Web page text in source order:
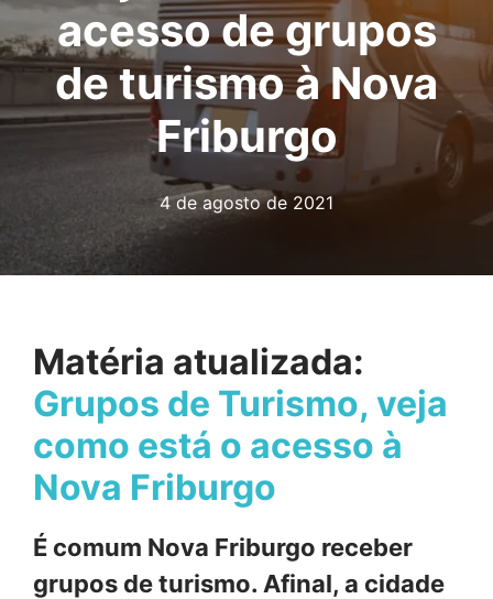
acesso de grupos
de turismo à Nova
Friburgo
4 de agosto de 2021
Matéria atualizada:
Grupos de Turismo, veja
como está o acesso à
Nova Friburgo
É comum Nova Friburgo receber
grupos de turismo. Afinal, a cidade